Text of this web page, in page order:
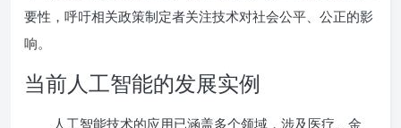
要性，呼吁相关政策制定者关注技术对社会公平、公正的影
响。
当前人工智能的发展实例
人工智能技术的应用已涵盖多个领域，涉及医疗、金